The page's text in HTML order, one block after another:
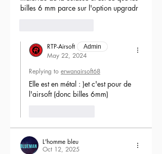
billes 6 mm parce sur l'option upgradr
RTP-Airsoft Admin
May 22, 2024
Replying to erwanairsoft68
Elle est en métal : )et c'est pour de
l'airsoft (donc billes 6mm)
L'homme bleu
Oct 12, 2025